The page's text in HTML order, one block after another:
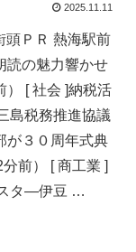
2025.11.11
頭ＰＲ 熱海駅前
読の魅力響かせ
） [ 社会 ]納税活
島税務推進協議
が３０周年式典
前） [ 商工業 ]
タ―伊豆 …